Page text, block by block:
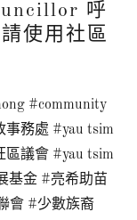
呼
使用社區
#community
事務處 #yau tsim
區議會 #yau tsim
基金 #亮希助苗
會 #少數族裔